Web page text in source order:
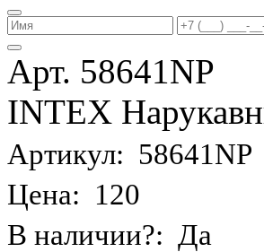
Арт. 58641NP
INTEX
Артикул: 58641NP
Цена: 120
В наличии?: Да